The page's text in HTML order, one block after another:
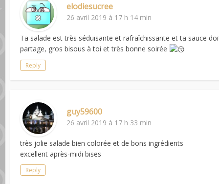
elodiesucree
26 avril 2019 à 17 h 14 min
Ta salade est très séduisante et rafraîchissante et ta sauce
partage, gros bisous à toi et très bonne soirée
Reply
guy59600
26 avril 2019 à 17 h 33 min
très jolie salade bien colorée et de bons ingrédients
excellent après-midi bises
Reply